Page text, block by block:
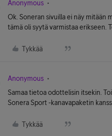
Anonymous
Ok. Soneran sivuilla ei näy mitään
tämä oli syytä varmistaa erikseen.
Tykkää
Anonymous
Samaa tietoa odottelisin itsekin.
Sonera Sport -kanavapaketin
Tykkää